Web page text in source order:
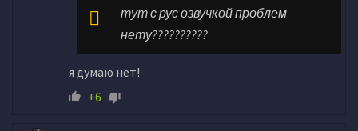
тут с рус озвучкой проблем
нету??????????
я думаю нет!
+6